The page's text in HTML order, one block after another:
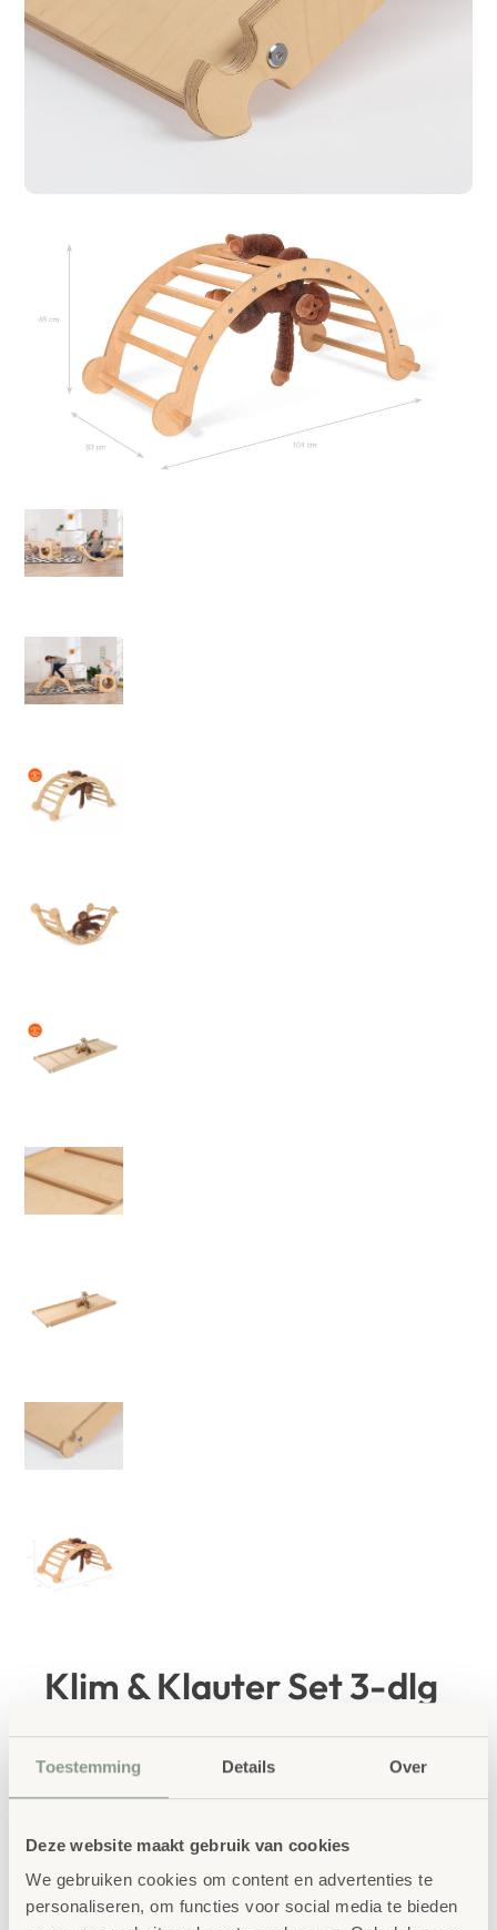
Toestemming Details Over
Deze website maakt gebruik van cookies
We gebruiken cookies om content en advertenties te
personaliseren, om functies voor social media te bieden
Klim & Klauter Set 3-dlg
€450,73incl. BTW
Ontdek je evenwicht, je kunt meer dan je
denkt!